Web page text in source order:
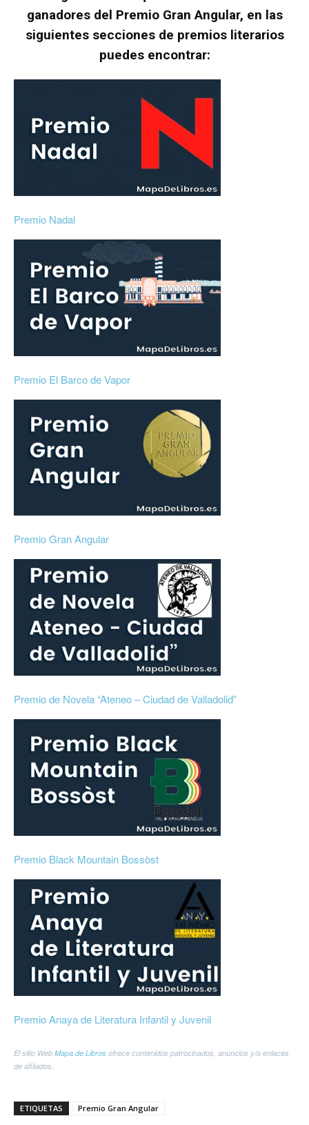
ganadores del Premio Gran Angular, en las
siguientes secciones de premios literarios
puedes encontrar:
Premio Nadal
Premio El Barco de Vapor
Premio Gran Angular
Premio de Novela “Ateneo – Ciudad de Valladolid”
Premio Black Mountain Bossòst
Premio Anaya de Literatura Infantil y Juvenil
El sitio Web Mapa de Libros ofrece contenidos patrocinados, anuncios y/o enlaces
de afiliados.
ETIQUETAS Premio Gran Angular